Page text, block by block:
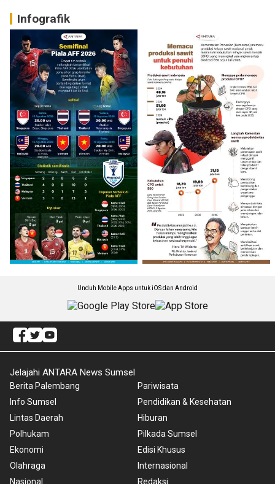
Infografik
Unduh Mobile Apps untuk iOS dan Android
Jelajahi ANTARA News Sumsel
Berita Palembang
Info Sumsel
Lintas Daerah
Polhukam
Ekonomi
Olahraga
Nasional
Pariwisata
Pendidikan & Kesehatan
Hiburan
Pilkada Sumsel
Edisi Khusus
Internasional
Redaksi